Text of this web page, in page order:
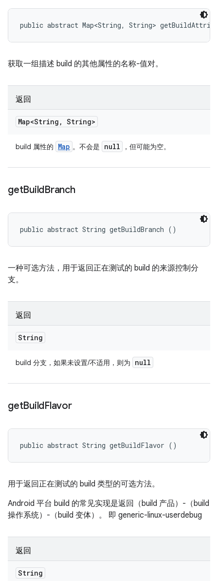
public abstract Map<String, String>
获取一组描述 build 的其他属性的名称-值对。
返回
Map<String , String>
build 属性的 Map 。不会是 null ，但可能为空。
getBuildBranch
public abstract String getBuildBranch ()
一种可选方法，用于返回正在测试的 build 的来源控制分
支。
返回
String
build 分支，如果未设置/不适用，则为 null
getBuildFlavor
public abstract String getBuildFlavor ()
用于返回正在测试的 build 类型的可选方法。
Android 平台 build 的常见实现是返回（build 产品）-（build
操作系统）-（build 变体）。 即 generic-linux-userdebug
返回
String